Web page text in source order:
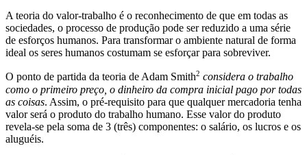
A teoria do valor-trabalho é o reconhecimento de que em todas as
sociedades, o processo de produção pode ser reduzido a uma série
de esforços humanos. Para transformar o ambiente natural de forma
ideal os seres humanos costumam se esforçar para sobreviver.
O ponto de partida da teoria de Adam Smith2 considera o trabalho
como o primeiro preço, o dinheiro da compra inicial pago por todas
as coisas. Assim, o pré-requisito para que qualquer mercadoria tenha
valor será o produto do trabalho humano. Esse valor do produto
revela-se pela soma de 3 (três) componentes: o salário, os lucros e os
aluguéis.